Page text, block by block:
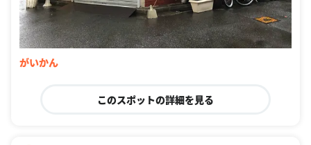
がいかん
このスポットの詳細を見る